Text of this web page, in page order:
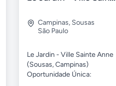
Campinas, Sousas
São Paulo
Le Jardin - Ville Sainte Anne
(Sousas, Campinas)
Oportunidade Única: